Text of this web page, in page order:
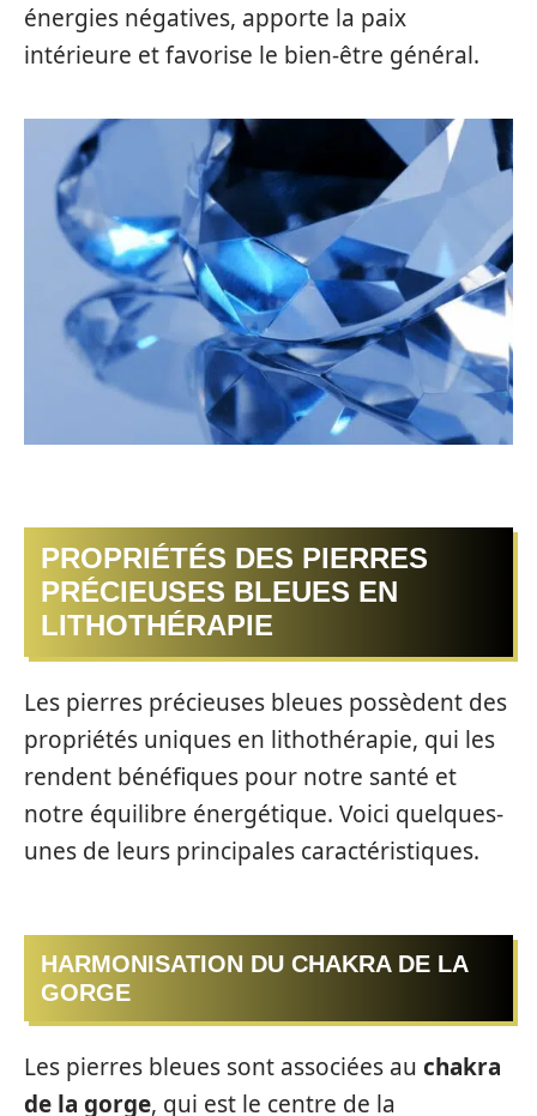
énergies négatives, apporte la paix
intérieure et favorise le bien-être général.
PROPRIÉTÉS DES PIERRES
PRÉCIEUSES BLEUES EN
LITHOTHÉRAPIE
Les pierres précieuses bleues possèdent des
propriétés uniques en lithothérapie, qui les
rendent bénéfiques pour notre santé et
notre équilibre énergétique. Voici quelques-
unes de leurs principales caractéristiques.
HARMONISATION DU CHAKRA DE LA
GORGE
Les pierres bleues sont associées au chakra
de la gorge, qui est le centre de la